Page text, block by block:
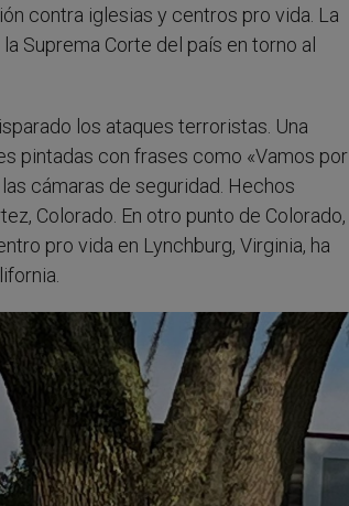
contra iglesias y centros pro vida. La
Suprema Corte del país en torno al
los ataques terroristas. Una
pintadas con frases como «Vamos por
cámaras de seguridad. Hechos
Colorado. En otro punto de Colorado,
pro vida en Lynchburg, Virginia, ha